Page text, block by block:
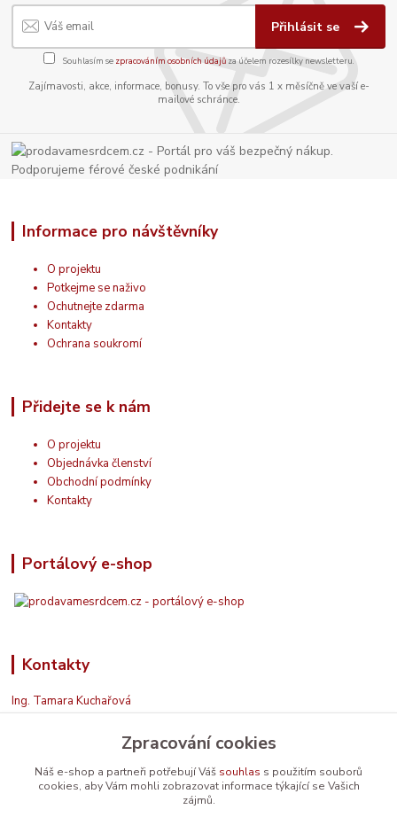
Přihlásit se
Souhlasím se zpracováním osobních údajůza účelem rozesílky newsletteru.
Zajímavosti, akce, informace, bonusy. To vše pro vás 1 x měsíčně ve vaší e-
mailové schránce.
Informace pro návštěvníky
O projektu
Potkejme se naživo
Ochutnejte zdarma
Kontakty
Ochrana soukromí
Přidejte se k nám
O projektu
Objednávka členství
Obchodní podmínky
Kontakty
Portálový e-shop
Kontakty
Ing. Tamara Kuchařová
+420 774 687 150
Jsem na příjmu. Když nemohu, zavolám zpět.
info@prodavamesrdcem.cz
Zpracování cookies
Náš e-shop a partneři potřebují Váš souhlas s použitím souborů
cookies, aby Vám mohli zobrazovat informace týkající se Vašich
zájmů.